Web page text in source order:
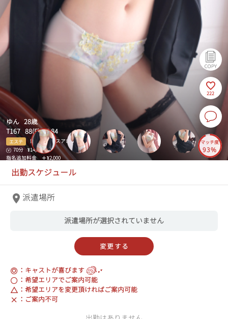
ゆん 28歳
T167 88(E)-57-84
エステ
錦糸町ミセスアロマ
70分
¥14,000～
指名追加料金
¥2,000
222
マッチ度
93%
出勤スケジュール
派遣場所
派遣場所が選択されていません
変更する
：キャストが喜びます
：希望エリアでご案内可能
：希望エリアを変更頂ければご案内可能
：ご案内不可